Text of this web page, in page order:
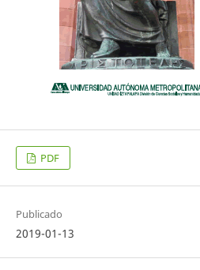
PDF
Publicado
2019-01-13